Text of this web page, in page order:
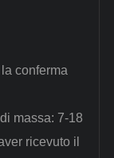
conferma
massa: 7-18
ricevuto il